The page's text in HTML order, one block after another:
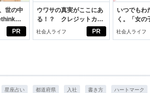
PR
世の中
たえた
PR
ウワサの真実がここにあ
る！？ クレジットカー
ドの都市伝説
社会人ライフ
いつでもわ
く。「女の
向きに♪社
社会人ライフ
星座占い 都道府県 入社 書き方 ハートマーク